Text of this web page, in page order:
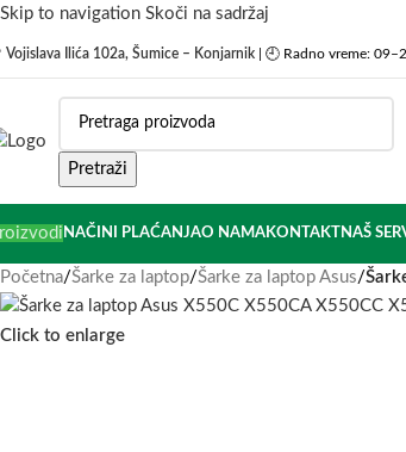
Skip to navigation Skoči na sadržaj
Vojislava Ilića 102a, Šumice – Konjarnik | 🕘 Radno vreme:
Pretraži
NAČINI PLAĆANJAO NAMAKONTAKTNAŠ
Početna/Šarke za laptop/Šarke za laptop Asus/
Click to enlarge